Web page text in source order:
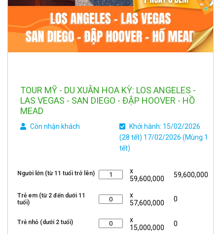
TOUR MỸ - DU XUÂN HOA KỲ: LOS ANGELES -
LAS VEGAS - SAN DIEGO - ĐẬP HOOVER - HỒ
MEAD
Còn nhận khách
Khởi hành: 15/02/2026
(28 tết) 17/02/2026 (Mùng 1
tết)
Người lớn (từ 11 tuổi trở lên)
x
59,600,000
59,600,000
Trẻ em (từ 2 đến dưới 11
tuổi)
x
57,600,000
0
Trẻ nhỏ (dưới 2 tuổi)
x
15,000,000
0